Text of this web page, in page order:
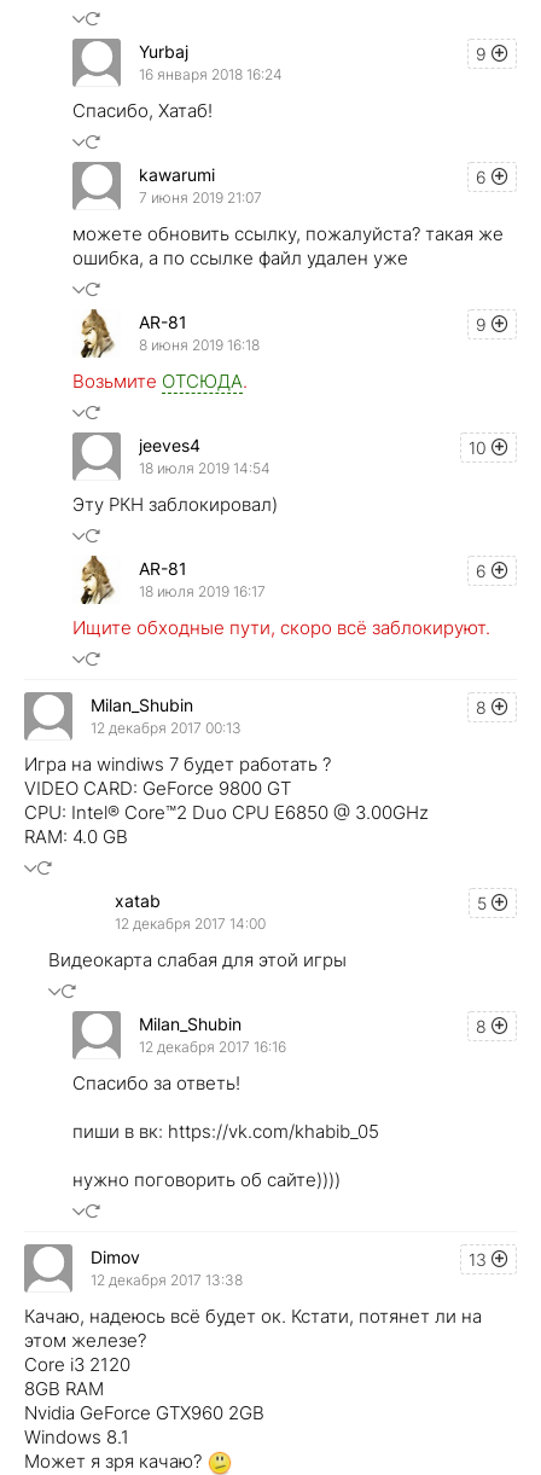
9
Yurbaj
16 января 2018 16:24
Спасибо, Хатаб!
6
kawarumi
7 июня 2019 21:07
можете обновить ссылку, пожалуйста? такая же
ошибка, а по ссылке файл удален уже
9
AR-81
8 июня 2019 16:18
Возьмите ОТСЮДА.
10
jeeves4
18 июля 2019 14:54
Эту РКН заблокировал)
6
AR-81
18 июля 2019 16:17
Ищите обходные пути, скоро всё заблокируют.
8
Milan_Shubin
12 декабря 2017 00:13
Игра на windiws 7 будет работать ?
VIDEO CARD: GeForce 9800 GT
CPU: Intel® Core™2 Duo CPU E6850 @ 3.00GHz
RAM: 4.0 GB
5
xatab
12 декабря 2017 14:00
Видеокарта слабая для этой игры
8
Milan_Shubin
12 декабря 2017 16:16
Спасибо за ответь!
пиши в вк: https://vk.com/khabib_05
нужно поговорить об сайте))))
13
Dimov
12 декабря 2017 13:38
Качаю, надеюсь всё будет ок. Кстати, потянет ли на
этом железе?
Core i3 2120
8GB RAM
Nvidia GeForce GTX960 2GB
Windows 8.1
Может я зря качаю?